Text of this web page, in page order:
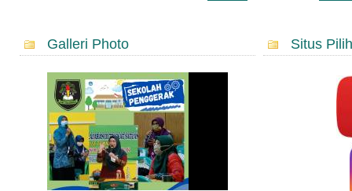
Galleri Photo Situs